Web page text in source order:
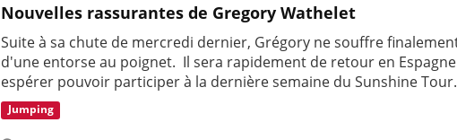
Nouvelles rassurantes de Gregory Wathelet
Suite à sa chute de mercredi dernier, Grégory ne souffre
d'une entorse au poignet. Il sera rapidement de retour en
espérer pouvoir participer à la dernière semaine du Sunshine Tour.
Jumping